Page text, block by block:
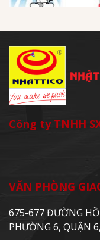
Công ty TNHH
VĂN PHÒNG
675-677 ĐƯỜNG
PHƯỜNG 6, QUẬN